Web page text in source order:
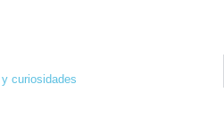
curiosidades